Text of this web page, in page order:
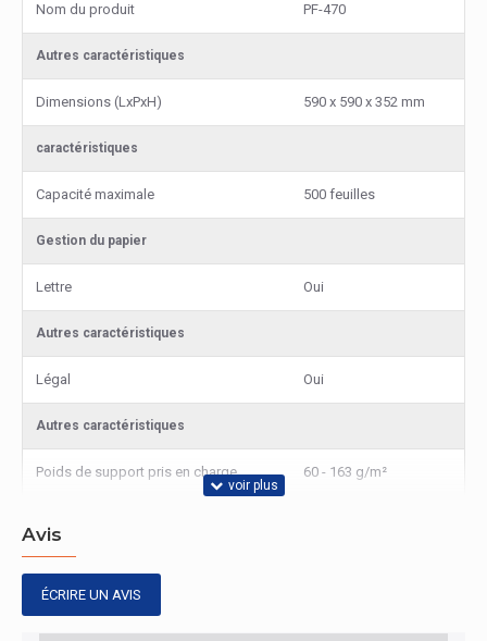
Nom du produit PF-470
Autres caractéristiques
Dimensions (LxPxH) 590 x 590 x 352 mm
caractéristiques
Capacité maximale 500 feuilles
Gestion du papier
Lettre Oui
Autres caractéristiques
Légal Oui
Autres caractéristiques
Poids de support pris en charge 60 - 163 g/m²
Avis
ÉCRIRE UN AVIS